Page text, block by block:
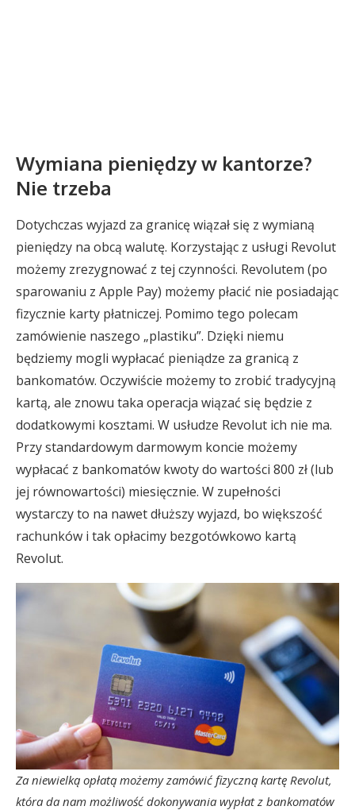
Wymiana pieniędzy w kantorze?
Nie trzeba
Dotychczas wyjazd za granicę wiązał się z wymianą
pieniędzy na obcą walutę. Korzystając z usługi Revolut
możemy zrezygnować z tej czynności. Revolutem (po
sparowaniu z Apple Pay) możemy płacić nie posiadając
fizycznie karty płatniczej. Pomimo tego polecam
zamówienie naszego „plastiku”. Dzięki niemu
będziemy mogli wypłacać pieniądze za granicą z
bankomatów. Oczywiście możemy to zrobić tradycyjną
kartą, ale znowu taka operacja wiązać się będzie z
dodatkowymi kosztami. W usłudze Revolut ich nie ma.
Przy standardowym darmowym koncie możemy
wypłacać z bankomatów kwoty do wartości 800 zł (lub
jej równowartości) miesięcznie. W zupełności
wystarczy to na nawet dłuższy wyjazd, bo większość
rachunków i tak opłacimy bezgotówkowo kartą
Revolut.
Za niewielką opłatą możemy zamówić fizyczną kartę Revolut,
która da nam możliwość dokonywania wypłat z bankomatów